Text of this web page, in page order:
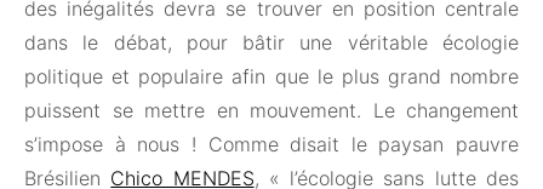
des inégalités devra se trouver en position centrale
dans le débat, pour bâtir une véritable écologie
politique et populaire afin que le plus grand nombre
puissent se mettre en mouvement. Le changement
s’impose à nous ! Comme disait le paysan pauvre
Brésilien Chico MENDES, « l’écologie sans lutte des